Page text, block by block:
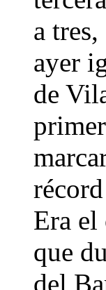
a
ayer
de
Era
que
del